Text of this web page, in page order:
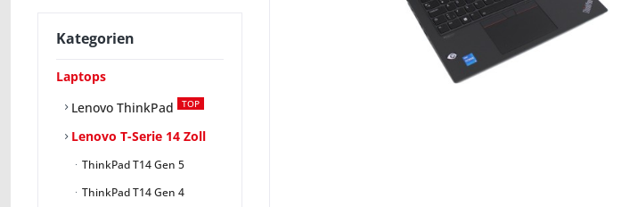
Kategorien
Laptops
Lenovo ThinkPad
TOP
Lenovo T-Serie 14 Zoll
ThinkPad T14 Gen 5
ThinkPad T14 Gen 4